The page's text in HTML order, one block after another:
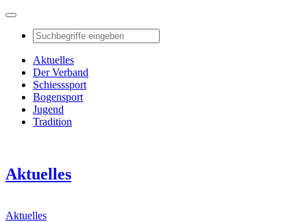
Aktuelles
Der Verband
Schiesssport
Bogensport
Jugend
Tradition
Aktuelles
Aktuelles